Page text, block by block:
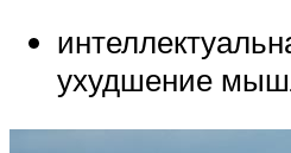
ухудшение